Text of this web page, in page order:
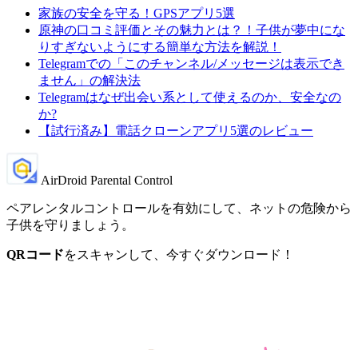
家族の安全を守る！GPSアプリ5選
原神の口コミ評価とその魅力とは？！子供が夢中にな
りすぎないようにする簡単な方法を解説！
Telegramでの「このチャンネル/メッセージは表示でき
ません」の解決法
Telegramはなぜ出会い系として使えるのか、安全なの
か?
【試行済み】電話クローンアプリ5選のレビュー
AirDroid Parental Control
ペアレンタルコントロールを有効にして、ネットの危険から
子供を守りましょう。
QRコードをスキャンして、今すぐダウンロード！